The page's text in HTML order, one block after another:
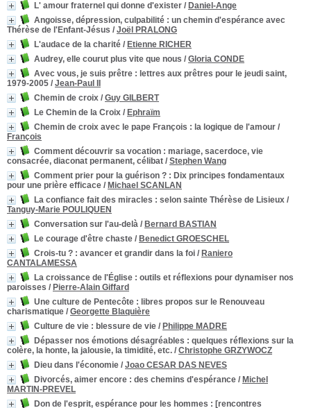
L' amour fraternel qui donne d'exister / Daniel-Ange
Angoisse, dépression, culpabilité : un chemin d'espérance avec
Thérèse de l'Enfant-Jésus / Joël PRALONG
L'audace de la charité / Etienne RICHER
Audrey, elle courut plus vite que nous / Gloria CONDE
Avec vous, je suis prêtre : lettres aux prêtres pour le jeudi saint,
1979-2005 / Jean-Paul II
Chemin de croix / Guy GILBERT
Le Chemin de la Croix / Ephraïm
Chemin de croix avec le pape François : la logique de l'amour /
François
Comment découvrir sa vocation : mariage, sacerdoce, vie
consacrée, diaconat permanent, célibat / Stephen Wang
Comment prier pour la guérison ? : Dix principes fondamentaux
pour une prière efficace / Michael SCANLAN
La confiance fait des miracles : selon sainte Thérèse de Lisieux /
Tanguy-Marie POULIQUEN
Conversation sur l'au-delà / Bernard BASTIAN
Le courage d'être chaste / Benedict GROESCHEL
Crois-tu ? : avancer et grandir dans la foi / Raniero
CANTALAMESSA
La croissance de l'Église : outils et réflexions pour dynamiser nos
paroisses / Pierre-Alain Giffard
Une culture de Pentecôte : libres propos sur le Renouveau
charismatique / Georgette Blaquière
Culture de vie : blessure de vie / Philippe MADRE
Dépasser nos émotions désagréables : quelques réflexions sur la
colère, la honte, la jalousie, la timidité, etc. / Christophe GRZYWOCZ
Dieu dans l'économie / Joao CESAR DAS NEVES
Divorcés, aimer encore : des chemins d'espérance / Michel
MARTIN-PREVEL
Don de l'esprit, espérance pour les hommes : [rencontres